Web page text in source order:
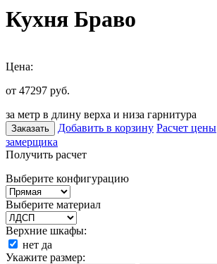
Кухня Браво
Цена:
от 47297 руб.
за метр в длину верха и низа гарнитура
Заказать Добавить в корзину Расчет цены
замерщика
Получить расчет
Выберите конфигурацию
Выберите материал
Верхние шкафы:
нет да
Укажите размер: